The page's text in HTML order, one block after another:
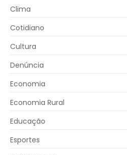
Clima
Cotidiano
Cultura
Denúncia
Economia
Economia Rural
Educação
Esportes